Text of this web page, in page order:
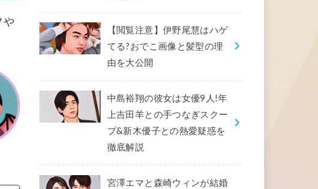
や
【閲覧注意】伊野尾慧はハゲ
てる?おでこ画像と髪型の理
由を大公開
中島裕翔の彼女は女優9人!年
上吉田羊との手つなぎスクー
プ&新木優子との熱愛疑惑を
徹底解説
宮澤エマと森崎ウィンが結婚